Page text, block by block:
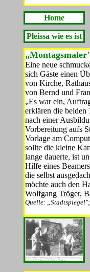
Home
Pleissa wie es ist
Eine neue
sich Gäste einen
von Kirche,
von Bernd und
„Es war ein,
erklären die
nach einer
Vorbereitung aufs
Vorlage am
sollte die kleine
lange dauerte, ist
Hilfe eines
die selbst
möchte auch den
Wolfgang Tröger,
Quelle: